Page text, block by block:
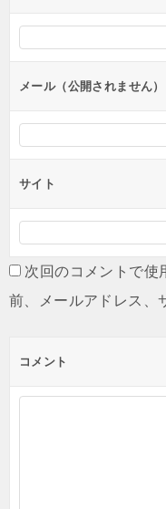
シ
ンメール（公開されません）
サイト
次回のコメントで使
前、メールアドレス、
コメント